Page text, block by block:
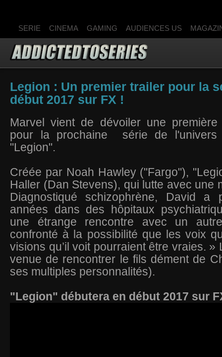
SERIE CINEMA GAMING AUDIENCES US
Legion : Un premier trailer pour la
début 2017 sur FX !
Marvel vient de dévoiler une première
pour la prochaine série de l'univers
"Legion".
Créée par Noah Hawley ("Fargo"),
Haller (Dan Stevens), qui lutte avec une
Diagnostiqué schizophrène, David a
années dans des hôpitaux
une étrange rencontre avec un
confronté à la possibilité que les voix
visions qu’il voit pourraient être vraies. »
venue de rencontrer le fils dément de
ses multiples personnalités).
"Legion" débutera en début 2017 sur